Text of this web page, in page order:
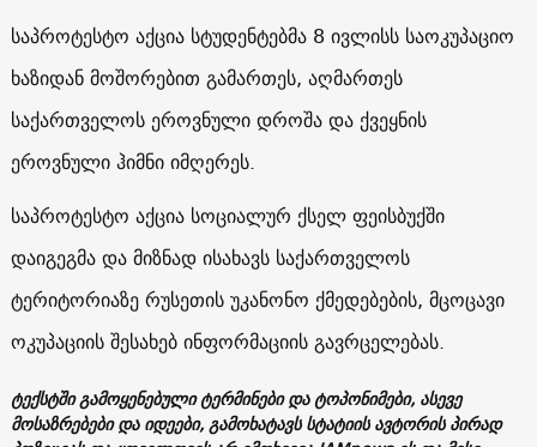
საპროტესტო აქცია სტუდენტებმა 8 ივლისს საოკუპაციო
ხაზიდან მოშორებით გამართეს, აღმართეს
საქართველოს ეროვნული დროშა და ქვეყნის
ეროვნული ჰიმნი იმღერეს.
საპროტესტო აქცია სოციალურ ქსელ ფეისბუქში
დაიგეგმა და მიზნად ისახავს საქართველოს
ტერიტორიაზე რუსეთის უკანონო ქმედებების, მცოცავი
ოკუპაციის შესახებ ინფორმაციის გავრცელებას.
ტექსტში გამოყენებული ტერმინები და ტოპონიმები, ასევე
მოსაზრებები და იდეები, გამოხატავს სტატიის ავტორის პირად